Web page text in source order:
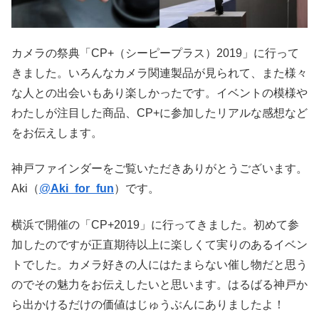
カメラの祭典「CP+（シーピープラス）2019」に行って
きました。いろんなカメラ関連製品が見られて、また様々
な人との出会いもあり楽しかったです。イベントの模様や
わたしが注目した商品、CP+に参加したリアルな感想など
をお伝えします。
神戸ファインダーをご覧いただきありがとうございます。
Aki（@Aki_for_fun）です。
横浜で開催の「CP+2019」に行ってきました。初めて参
加したのですが正直期待以上に楽しくて実りのあるイベン
トでした。カメラ好きの人にはたまらない催し物だと思う
のでその魅力をお伝えしたいと思います。はるばる神戸か
ら出かけるだけの価値はじゅうぶんにありましたよ！